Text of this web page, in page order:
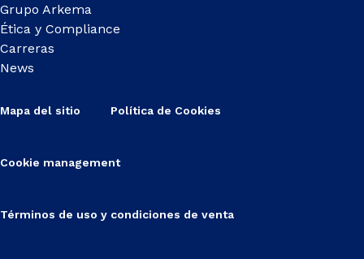
Grupo Arkema
Ética y Compliance
Carreras
News
Mapa del sitio Política de Cookies
Cookie management
Términos de uso y condiciones de venta